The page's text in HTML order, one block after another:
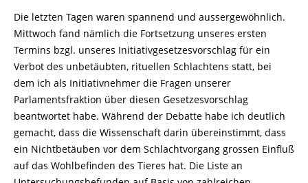
Die letzten Tagen waren spannend und aussergewöhnlich.
Mittwoch fand nämlich die Fortsetzung unseres ersten
Termins bzgl. unseres Initiativgesetzesvorschlag für ein
Verbot des unbetäubten, rituellen Schlachtens statt, bei
dem ich als Initiativnehmer die Fragen unserer
Parlamentsfraktion über diesen Gesetzesvorschlag
beantwortet habe. Während der Debatte habe ich deutlich
gemacht, dass die Wissenschaft darin übereinstimmt, dass
ein Nichtbetäuben vor dem Schlachtvorgang grossen Einfluß
auf das Wohlbefinden des Tieres hat. Die Liste an